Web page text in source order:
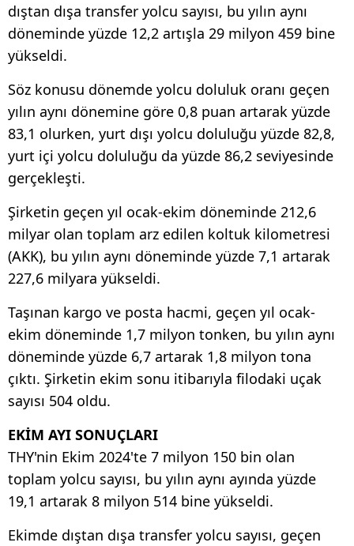
dıştan dışa transfer yolcu sayısı, bu yılın aynı
döneminde yüzde 12,2 artışla 29 milyon 459 bine
yükseldi.
Söz konusu dönemde yolcu doluluk oranı geçen
yılın aynı dönemine göre 0,8 puan artarak yüzde
83,1 olurken, yurt dışı yolcu doluluğu yüzde 82,8,
yurt içi yolcu doluluğu da yüzde 86,2 seviyesinde
gerçekleşti.
Şirketin geçen yıl ocak-ekim döneminde 212,6
milyar olan toplam arz edilen koltuk kilometresi
(AKK), bu yılın aynı döneminde yüzde 7,1 artarak
227,6 milyara yükseldi.
Taşınan kargo ve posta hacmi, geçen yıl ocak-
ekim döneminde 1,7 milyon tonken, bu yılın aynı
döneminde yüzde 6,7 artarak 1,8 milyon tona
çıktı. Şirketin ekim sonu itibarıyla filodaki uçak
sayısı 504 oldu.
EKİM AYI SONUÇLARI
THY'nin Ekim 2024'te 7 milyon 150 bin olan
toplam yolcu sayısı, bu yılın aynı ayında yüzde
19,1 artarak 8 milyon 514 bine yükseldi.
Ekimde dıştan dışa transfer yolcu sayısı, geçen